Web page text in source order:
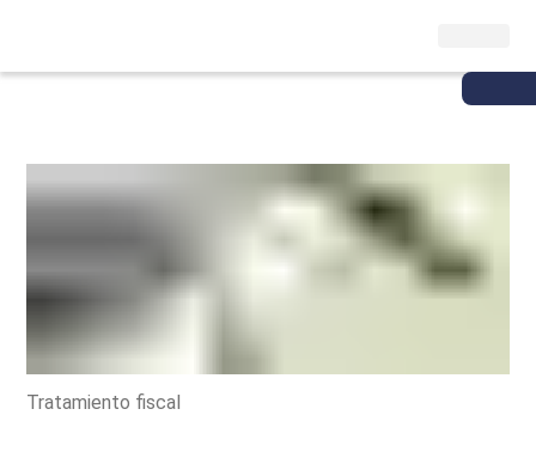
Tratamiento fiscal